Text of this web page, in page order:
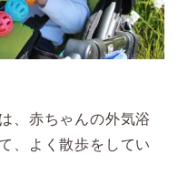
、赤ちゃんの外気浴
、よく散歩をしてい